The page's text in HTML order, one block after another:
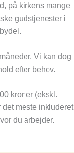
på kirkens mange
gudstjenester i
Vi kan dog
efter behov.
kroner (ekskl.
det meste inkluderet
du arbejder.